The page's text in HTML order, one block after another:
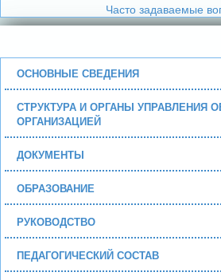
Часто задаваемые
ОСНОВНЫЕ СВЕДЕНИЯ
СТРУКТУРА И ОРГАНЫ УПРАВЛЕНИЯ
ОРГАНИЗАЦИЕЙ
ДОКУМЕНТЫ
ОБРАЗОВАНИЕ
РУКОВОДСТВО
ПЕДАГОГИЧЕСКИЙ СОСТАВ